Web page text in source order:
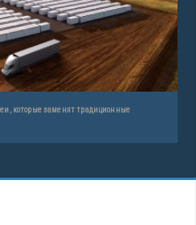
которые заменят традиционные